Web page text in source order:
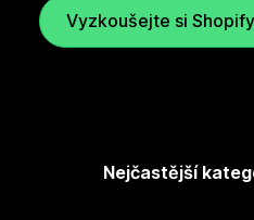
Vyzkoušejte si
Nejčastější